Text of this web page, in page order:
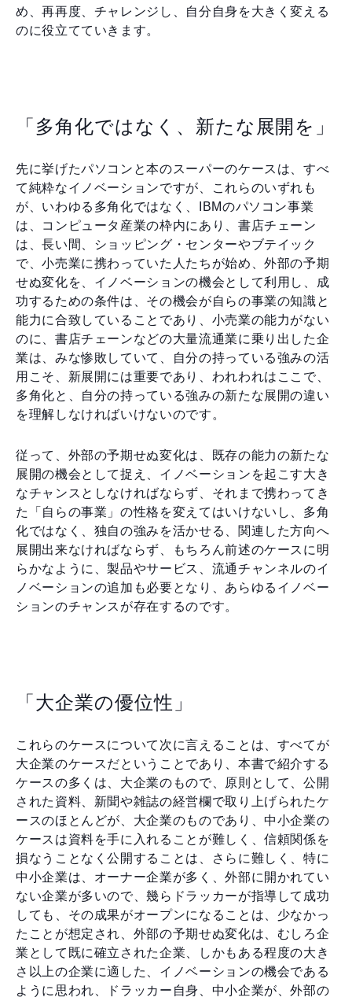
め、再再度、チャレンジし、自分自身を大きく変える
のに役立てていきます。
「多角化ではなく、新たな展開を」
先に挙げたパソコンと本のスーパーのケースは、すべ
て純粋なイノベーションですが、これらのいずれも
が、いわゆる多角化ではなく、IBMのパソコン事業
は、コンピュータ産業の枠内にあり、書店チェーン
は、長い間、ショッピング・センターやブテイック
で、小売業に携わっていた人たちが始め、外部の予期
せぬ変化を、イノベーションの機会として利用し、成
功するための条件は、その機会が自らの事業の知識と
能力に合致していることであり、小売業の能力がない
のに、書店チェーンなどの大量流通業に乗り出した企
業は、みな惨敗していて、自分の持っている強みの活
用こそ、新展開には重要であり、われわれはここで、
多角化と、自分の持っている強みの新たな展開の違い
を理解しなければいけないのです。
従って、外部の予期せぬ変化は、既存の能力の新たな
展開の機会として捉え、イノベーションを起こす大き
なチャンスとしなければならず、それまで携わってき
た「自らの事業」の性格を変えてはいけないし、多角
化ではなく、独自の強みを活かせる、関連した方向へ
展開出来なければならず、もちろん前述のケースに明
らかなように、製品やサービス、流通チャンネルのイ
ノベーションの追加も必要となり、あらゆるイノベー
ションのチャンスが存在するのです。
「大企業の優位性」
これらのケースについて次に言えることは、すべてが
大企業のケースだということであり、本書で紹介する
ケースの多くは、大企業のもので、原則として、公開
された資料、新聞や雑誌の経営欄で取り上げられたケ
ースのほとんどが、大企業のものであり、中小企業の
ケースは資料を手に入れることが難しく、信頼関係を
損なうことなく公開することは、さらに難しく、特に
中小企業は、オーナー企業が多く、外部に開かれてい
ない企業が多いので、幾らドラッカーが指導して成功
しても、その成果がオープンになることは、少なかっ
たことが想定され、外部の予期せぬ変化は、むしろ企
業として既に確立された企業、しかもある程度の大き
さ以上の企業に適した、イノベーションの機会である
ように思われ、ドラッカー自身、中小企業が、外部の